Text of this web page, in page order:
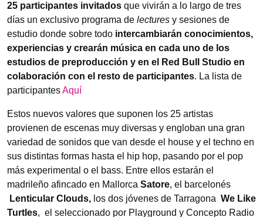
25 participantes invitados que vivirán a lo largo de tres
días un exclusivo programa de lectures y sesiones de
estudio donde sobre todo intercambiarán conocimientos,
experiencias y crearán música en cada uno de los
estudios de preproducción y en el Red Bull Studio en
colaboración con el resto de participantes. La lista de
participantesAquí
Estos nuevos valores que suponen los 25 artistas
provienen de escenas muy diversas y engloban una gran
variedad de sonidos que van desde el house y el techno en
sus distintas formas hasta el hip hop, pasando por el pop
más experimental o el bass. Entre ellos estarán el
madrileño afincado en Mallorca Satore, el barcelonés
Lenticular Clouds, los dos jóvenes de Tarragona We Like
Turtles, el seleccionado por Playground y Concepto Radio